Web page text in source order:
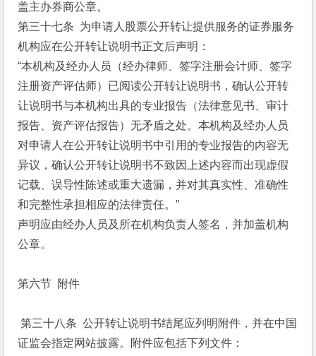
盖主办券商公章。
第三十七条  为申请人股票公开转让提供服务的证券服务
机构应在公开转让说明书正文后声明：
“本机构及经办人员（经办律师、签字注册会计师、签字
注册资产评估师）已阅读公开转让说明书，确认公开转
让说明书与本机构出具的专业报告（法律意见书、审计
报告、资产评估报告）无矛盾之处。本机构及经办人员
对申请人在公开转让说明书中引用的专业报告的内容无
异议，确认公开转让说明书不致因上述内容而出现虚假
记载、误导性陈述或重大遗漏，并对其真实性、准确性
和完整性承担相应的法律责任。”
声明应由经办人员及所在机构负责人签名，并加盖机构
公章。
第六节  附件
第三十八条  公开转让说明书结尾应列明附件，并在中国
证监会指定网站披露。附件应包括下列文件：